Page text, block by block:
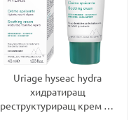
Uriage hyseac hydra
хидратиращ
реструктуриращ крем 40